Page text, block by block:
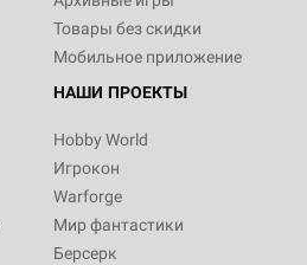
Товары без скидки
Мобильное приложение
НАШИ ПРОЕКТЫ
Hobby World
Игрокон
Warforge
Мир фантастики
Берсерк